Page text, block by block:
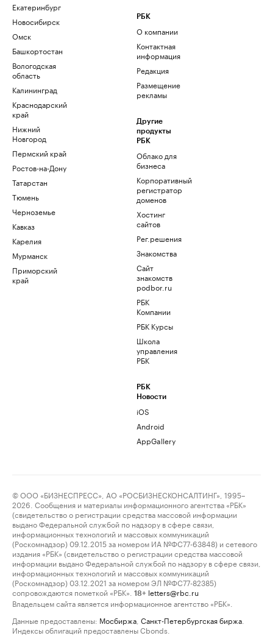
Екатеринбург
Новосибирск
Омск
Башкортостан
Вологодская
область
Калининград
Краснодарский
край
Нижний
Новгород
Пермский край
Ростов-на-Дону
Татарстан
Тюмень
Черноземье
Кавказ
Карелия
Мурманск
Приморский
край
РБК
О компании
Контактная
информация
Редакция
Размещение
рекламы
Другие
продукты
РБК
Облако для
бизнеса
Корпоративный
регистратор
доменов
Хостинг
сайтов
Рег.решения
Знакомства
Сайт
знакомств
podbor.ru
РБК
Компании
РБК Курсы
Школа
управления
РБК
РБК
Новости
iOS
Android
AppGallery
© ООО «БИЗНЕСПРЕСС», АО «РОСБИЗНЕСКОНСАЛТИНГ», 1995–
2026. Сообщения и материалы информационного агентства «РБК»
(свидетельство о регистрации средства массовой информации
выдано Федеральной службой по надзору в сфере связи,
информационных технологий и массовых коммуникаций
(Роскомнадзор) 09.12.2015 за номером ИА №ФС77-63848) и сетевого
издания «РБК» (свидетельство о регистрации средства массовой
информации выдано Федеральной службой по надзору в сфере связи,
информационных технологий и массовых коммуникаций
(Роскомнадзор) 03.12.2021 за номером ЭЛ №ФС77-82385)
сопровождаются пометкой «РБК».
18+ letters@rbc.ru
Владельцем сайта является информационное агентство «РБК».
Данные предоставлены: Мосбиржа Санкт-Петербургская биржа
Индексы облигаций предоставлены Cbonds.